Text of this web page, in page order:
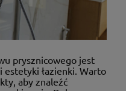
prysznicowego jest
estetyki łazienki. Warto
aby znaleźć